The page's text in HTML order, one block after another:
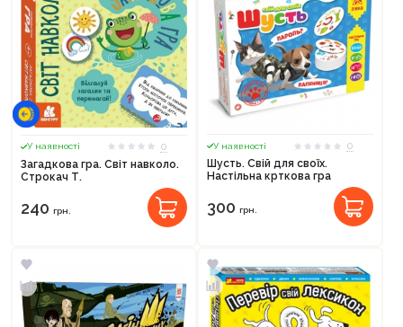
У наявності
0
Загадкова гра. Світ навколо.
Строкач Т.
240 грн.
У наявності
0
Шусть. Свій для своїх.
Настільна крткова гра
300 грн.